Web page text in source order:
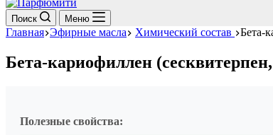
Поиск Меню
Главная Эфирные масла Химический состав Бета-
Бета-кариофиллен (сесквитерпен,
Полезные свойства: